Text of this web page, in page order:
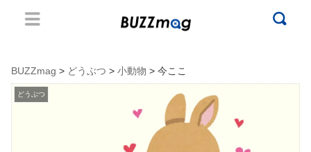
BUZZmag > どうぶつ > 小動物 > 今ここ
どうぶつ